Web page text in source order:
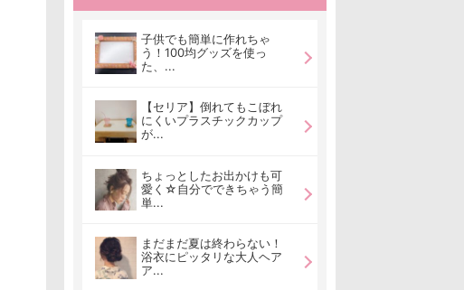
子供でも簡単に作れちゃ
う！100均グッズを使っ
た、...
【セリア】倒れてもこぼれ
にくいプラスチックカップ
が...
ちょっとしたお出かけも可
愛く☆自分でできちゃう簡
単...
まだまだ夏は終わらない！
浴衣にピッタリな大人ヘア
ア...